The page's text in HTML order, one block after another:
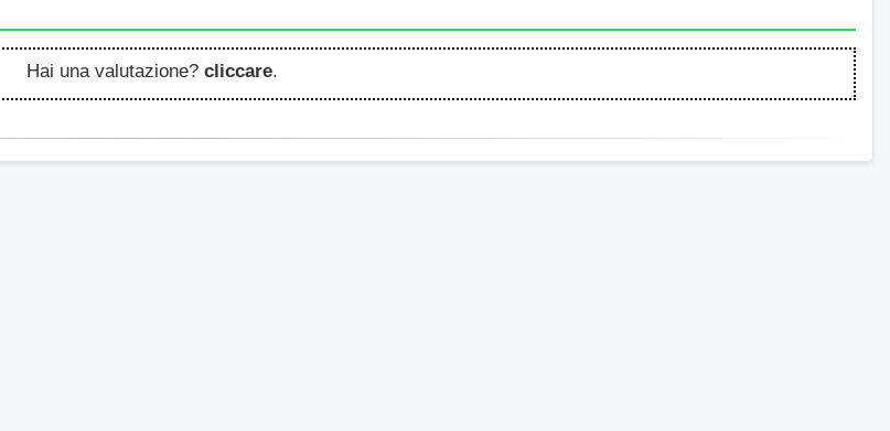
Hai una valutazione? cliccare.